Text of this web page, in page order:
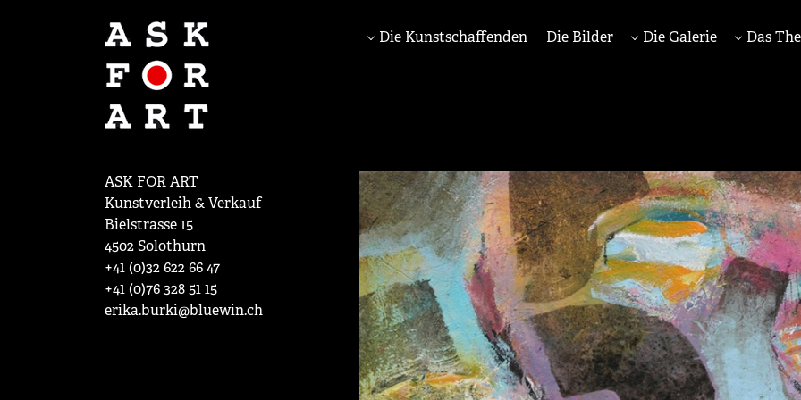
Die Kunstschaffenden Die Bilder Die Galerie Das
ASK FOR ART
Kunstverleih & Verkauf
Bielstrasse 15
4502 Solothurn
+41 (0)32 622 66 47
+41 (0)76 328 51 15
erika.burki@bluewin.ch